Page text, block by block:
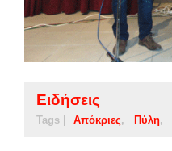
Ειδήσεις
Tags | Απόκριες Πύλη